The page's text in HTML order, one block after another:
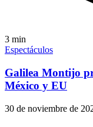
3 min
Espectáculos
Galilea Montijo
México y EU
30 de noviembre de